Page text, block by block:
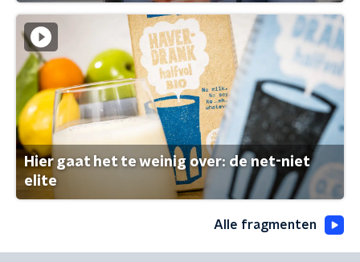
Hier gaat het te weinig over: de net-niet
elite
Alle fragmenten